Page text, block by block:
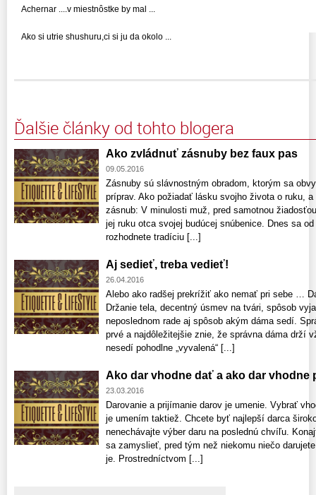
Achernar ....v miestnôstke by mal ...
Ako si utrie shushuru,ci si ju da okolo ...
Ďalšie články od tohto blogera
Ako zvládnuť zásnuby bez faux pas
09.05.2016
Zásnuby sú slávnostným obradom, ktorým sa
príprav. Ako požiadať lásku svojho života o ruku,
zásnub: V minulosti muž, pred samotnou
jej ruku otca svojej budúcej snúbenice. Dnes sa
rozhodnete tradíciu [...]
Aj sedieť, treba vedieť!
26.04.2016
Alebo ako radšej prekrížiť ako nemať pri sebe …
Držanie tela, decentný úsmev na tvári, spôsob
neposlednom rade aj spôsob akým dáma sedí.
prvé a najdôležitejšie znie, že správna dáma drží
nesedí pohodlne „vyvalená“ [...]
Ako dar vhodne dať a ako dar vhodne
23.03.2016
Darovanie a prijímanie darov je umenie. Vybrať
je umením taktiež. Chcete byť najlepší darca
nenechávajte výber daru na poslednú chvíľu.
sa zamyslieť, pred tým než niekomu niečo
je. Prostredníctvom [...]